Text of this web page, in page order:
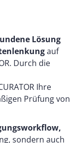
Lösung
auf
Durch die
Ihre
Prüfung von
sondern auch